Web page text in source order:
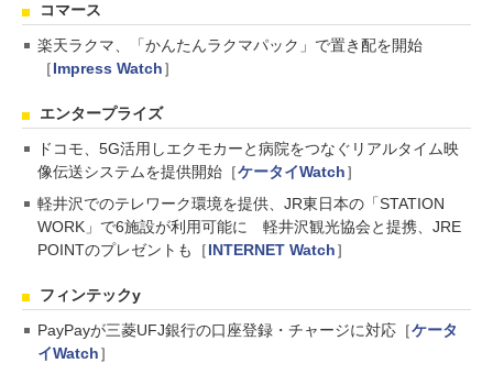
コマース
楽天ラクマ、「かんたんラクマパック」で置き配を開始
［Impress Watch］
エンタープライズ
ドコモ、5G活用しエクモカーと病院をつなぐリアルタイム映
像伝送システムを提供開始［ケータイWatch］
軽井沢でのテレワーク環境を提供、JR東日本の「STATION
WORK」で6施設が利用可能に 軽井沢観光協会と提携、JRE
POINTのプレゼントも［INTERNET Watch］
フィンテックy
PayPayが三菱UFJ銀行の口座登録・チャージに対応［ケータ
イWatch］